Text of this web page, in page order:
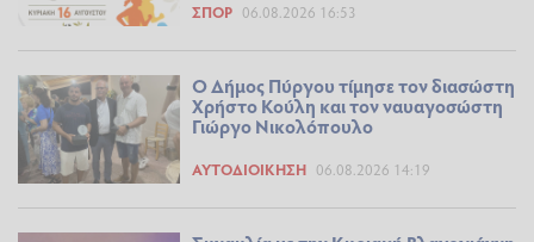
ΣΠΟΡ 06.08.2026 16:53
Ο Δήμος Πύργου τίμησε τον διασώστη
Χρήστο Κούλη και τον ναυαγοσώστη
Γιώργο Νικολόπουλο
ΑΥΤΟΔΙΟΊΚΗΣΗ 06.08.2026 14:19